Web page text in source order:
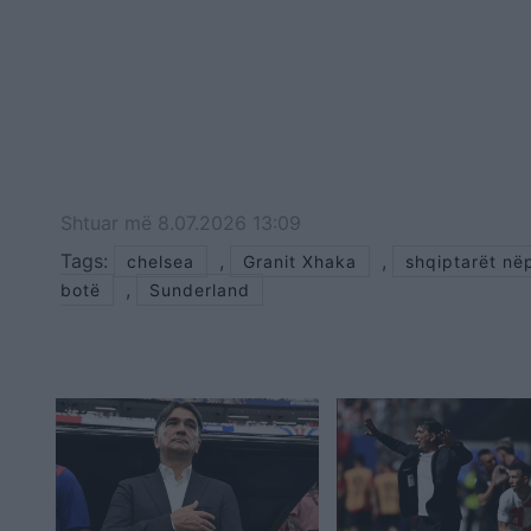
Shtuar më 8.07.2026 13:09
Tags:
chelsea , Granit Xhaka ,
shqiptarët
botë
, Sunderland